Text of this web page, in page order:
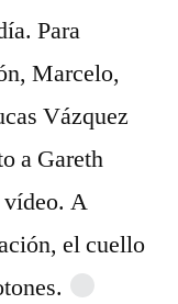
Para
Marcelo,
Vázquez
a Gareth
vídeo. A
el cuello